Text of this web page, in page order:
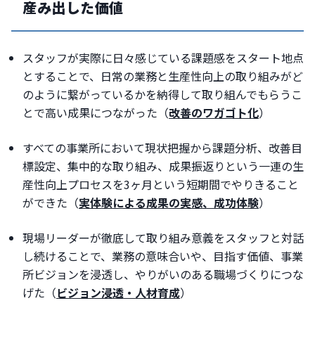
産み出した価値
スタッフが実際に日々感じている課題感をスタート地点
とすることで、日常の業務と生産性向上の取り組みがど
のように繋がっているかを納得して取り組んでもらうこ
とで高い成果につながった（改善のワガゴト化）
すべての事業所において現状把握から課題分析、改善目
標設定、集中的な取り組み、成果振返りという一連の生
産性向上プロセスを3ヶ月という短期間でやりきること
ができた（実体験による成果の実感、成功体験）
現場リーダーが徹底して取り組み意義をスタッフと対話
し続けることで、業務の意味合いや、目指す価値、事業
所ビジョンを浸透し、やりがいのある職場づくりにつな
げた（ビジョン浸透・人材育成）